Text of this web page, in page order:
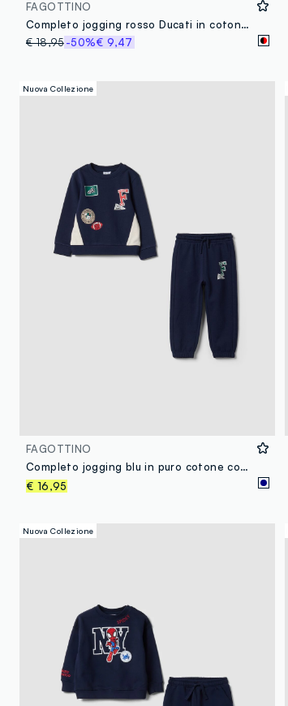
FAGOTTINO
Completo jogging rosso Ducati in cotone elasticizzato per bimbo regular fit
€ 18,95-50%€ 9,47
Nuova Collezione
FAGOTTINO
Completo jogging blu in puro cotone con applicazioni sportive per bimbo
€ 16,95
Nuova Collezione